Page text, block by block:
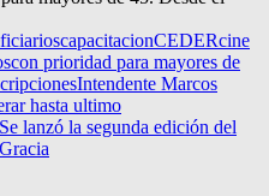
capacitacionCEDERcine
con prioridad para mayores de
Intendente Marcos
hasta ultimo
Se lanzó la segunda edición del